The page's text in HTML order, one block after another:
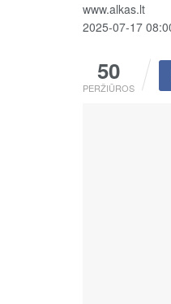
www.alkas.lt
2025-07-17
50
PERŽIŪROS